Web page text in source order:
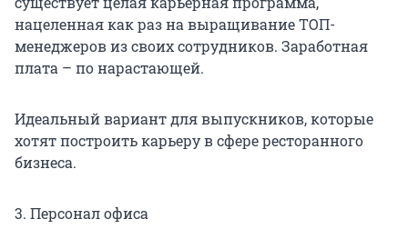
нацеленная как раз на выращивание ТОП-
менеджеров из своих сотрудников. Заработная
плата – по нарастающей.
Идеальный вариант для выпускников, которые
хотят построить карьеру в сфере ресторанного
бизнеса.
3. Персонал офиса